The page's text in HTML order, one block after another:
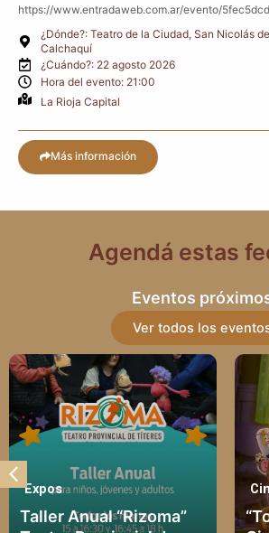
https://www.entradaweb.com.ar/evento/
¿Dónde?: Teatro de la Ciudad, San Nicolás
Calchaquí
¿Cuándo?: 22 agosto 2026
Hora del evento: 21:00
La Rioja Capital
Más información
Agendá estas
Eventos
Ver todos los
Expos
Taller Anual “Rizoma”